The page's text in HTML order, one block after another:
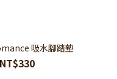
吸水腳踏墊
NT$330